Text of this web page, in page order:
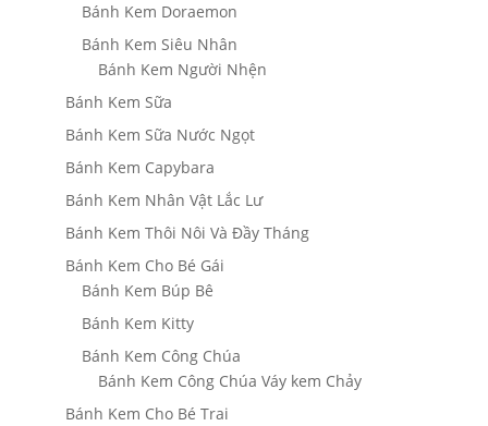
Bánh Kem Doraemon
Bánh Kem Siêu Nhân
Bánh Kem Người Nhện
Bánh Kem Sữa
Bánh Kem Sữa Nước Ngọt
Bánh Kem Capybara
Bánh Kem Nhân Vật Lắc Lư
Bánh Kem Thôi Nôi Và Đầy Tháng
Bánh Kem Cho Bé Gái
Bánh Kem Búp Bê
Bánh Kem Kitty
Bánh Kem Công Chúa
Bánh Kem Công Chúa Váy kem Chảy
Bánh Kem Cho Bé Trai